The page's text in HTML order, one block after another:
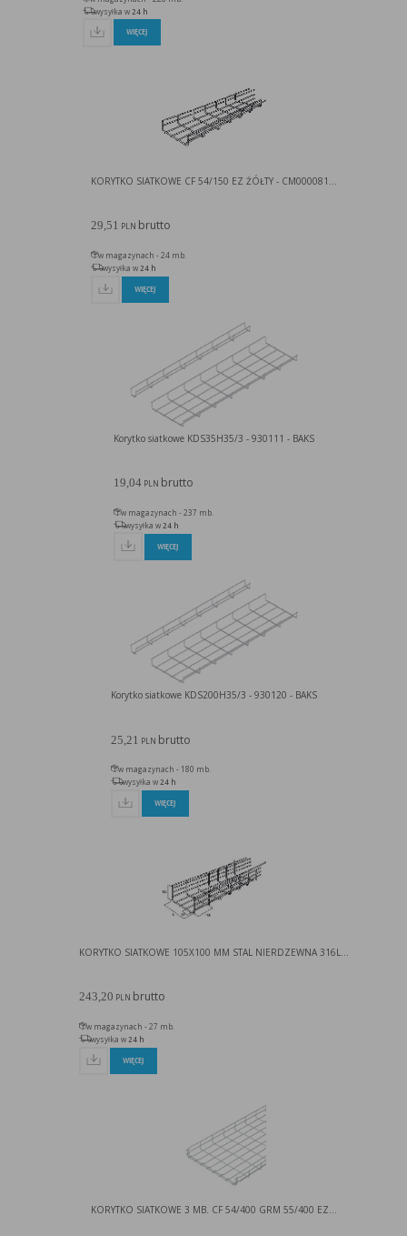
wysyłka w 24 h
WIĘCEJ
KORYTKO SIATKOWE CF 54/150 EZ ŻÓŁTY - CM000081...
29,51 PLN brutto
w magazynach - 24 mb.
wysyłka w 24 h
WIĘCEJ
Korytko siatkowe KDS35H35/3 - 930111 - BAKS
19,04PLN brutto
w magazynach - 237 mb.
wysyłka w 24 h
WIĘCEJ
Korytko siatkowe KDS200H35/3 - 930120 - BAKS
25,21 PLN brutto
w magazynach - 180 mb.
wysyłka w 24 h
WIĘCEJ
KORYTKO SIATKOWE 105X100 MM STAL NIERDZEWNA 316L...
243,20 PLN brutto
w magazynach - 27 mb.
wysyłka w 24 h
WIĘCEJ
KORYTKO SIATKOWE 3 MB. CF 54/400 GRM 55/400 EZ...